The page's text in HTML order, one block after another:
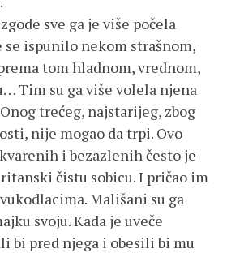
sve ga je više počela
se ispunilo nekom strašnom,
tom hladnom, vrednom,
Tim su ga više volela njena
trećeg, najstarijeg, zbog
nije mogao da trpi. Ovo
i bezazlenih često je
čistu sobicu. I pričao im
Mališani su ga
svoju. Kada je uveče
bi pred njega i obesili bi mu